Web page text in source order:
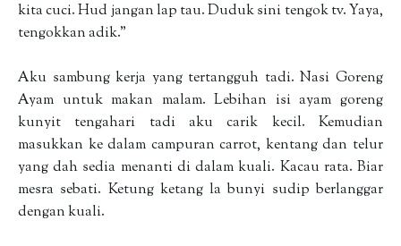
kita cuci. Hud jangan lap tau. Duduk sini tengok tv. Yaya,
tengokkan adik."
Aku sambung kerja yang tertangguh tadi. Nasi Goreng
Ayam untuk makan malam. Lebihan isi ayam goreng
kunyit tengahari tadi aku carik kecil. Kemudian
masukkan ke dalam campuran carrot, kentang dan telur
yang dah sedia menanti di dalam kuali. Kacau rata. Biar
mesra sebati. Ketung ketang la bunyi sudip berlanggar
dengan kuali.